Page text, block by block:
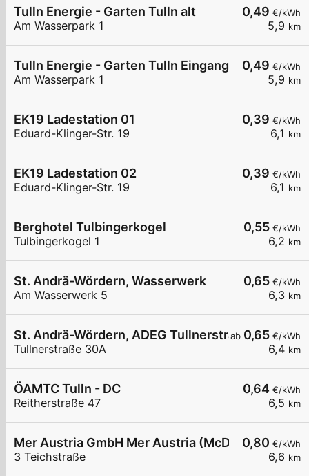
0,49 €/kWh
5,9 km
Tulln Energie - Garten Tulln alt
Am Wasserpark 1
0,49 €/kWh
5,9 km
Tulln Energie - Garten Tulln Eingang
Am Wasserpark 1
0,39 €/kWh
6,1 km
EK19 Ladestation 01
Eduard-Klinger-Str. 19
0,39 €/kWh
6,1 km
EK19 Ladestation 02
Eduard-Klinger-Str. 19
0,55 €/kWh
6,2 km
Berghotel Tulbingerkogel
Tulbingerkogel 1
0,65 €/kWh
6,3 km
St. Andrä-Wördern, Wasserwerk
Am Wasserwerk 5
ab 0,65 €/kWh
6,4 km
St. Andrä-Wördern, ADEG Tullnerstraße
Tullnerstraße 30A
0,64 €/kWh
6,5 km
ÖAMTC Tulln - DC
Reitherstraße 47
0,80 €/kWh
6,6 km
Mer Austria GmbH Mer Austria (McD) -
3 Teichstraße